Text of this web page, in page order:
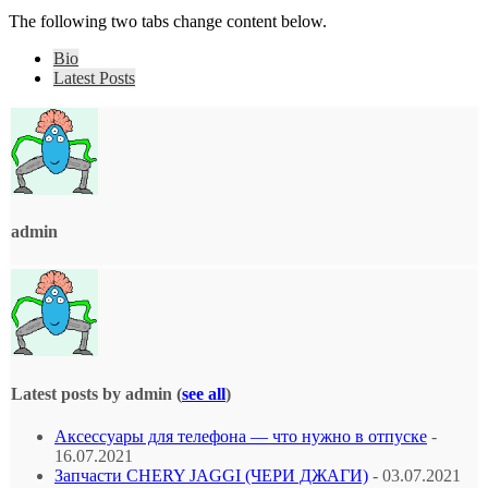
The following two tabs change content below.
Bio
Latest Posts
admin
Latest posts by admin (see all)
Аксессуары для телефона — что нужно в отпуске -
16.07.2021
Запчасти CHERY JAGGI (ЧЕРИ ДЖАГИ) - 03.07.2021